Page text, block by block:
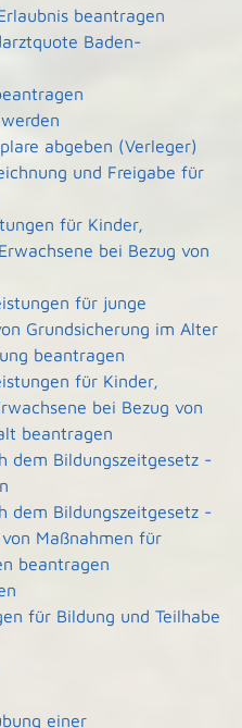
beantragen
Baden-
abgeben (Verleger)
und Freigabe für
für Kinder,
bei Bezug von
für junge
Grundsicherung im Alter
beantragen
für Kinder,
bei Bezug von
beantragen
dem Bildungszeitgesetz -
dem Bildungszeitgesetz -
Maßnahmen für
beantragen
für Bildung und Teilhabe
einer